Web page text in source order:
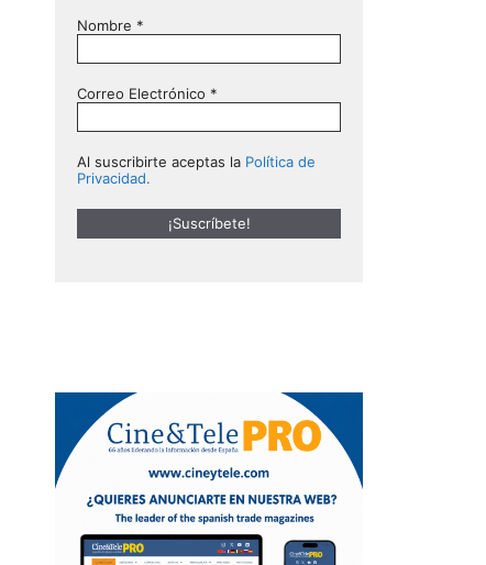
Nombre *
Correo Electrónico *
Al suscribirte aceptas la Política de
Privacidad.